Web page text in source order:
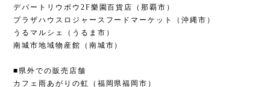
デパートリウボウ2F樂園百貨店（那覇市）
プラザハウスロジャースフードマーケット（沖縄市）
うるマルシェ（うるま市）
南城市地域物産館（南城市）
■県外での販売店舗
カフェ雨あがりの虹（福岡県福岡市）